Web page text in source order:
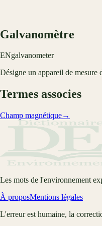
Galvanomètre
ENgalvanometer
Désigne un appareil de
Termes associes
Champ magnétique→
Les mots de l'environnement
À proposMentions légales
L'erreur est humaine, la